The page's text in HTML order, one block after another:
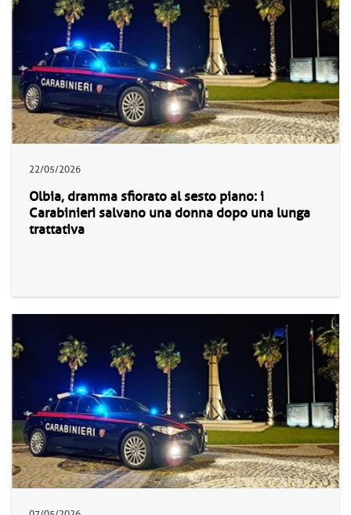
22/05/2026
Olbia, dramma sfiorato al sesto piano: i
Carabinieri salvano una donna dopo una lunga
trattativa